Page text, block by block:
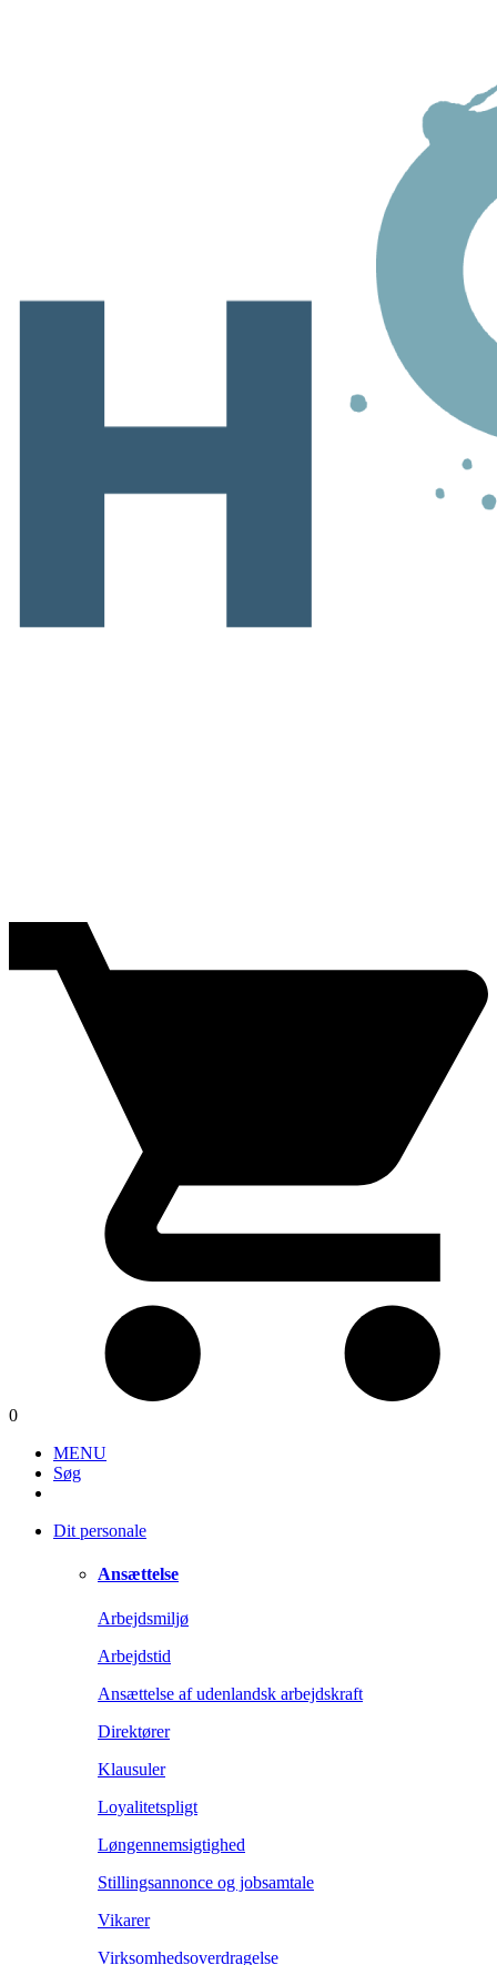
0
MENU
Søg
Dit personale
Ansættelse
Arbejdsmiljø
Arbejdstid
Ansættelse af udenlandsk arbejdskraft
Direktører
Klausuler
Loyalitetspligt
Løngennemsigtighed
Stillingsannonce og jobsamtale
Vikarer
Virksomhedsoverdragelse